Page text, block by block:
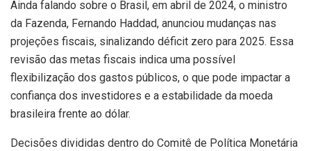
Ainda falando sobre o Brasil, em abril de 2024, o ministro
da Fazenda, Fernando Haddad, anunciou mudanças nas
projeções fiscais, sinalizando déficit zero para 2025. Essa
revisão das metas fiscais indica uma possível
flexibilização dos gastos públicos, o que pode impactar a
confiança dos investidores e a estabilidade da moeda
brasileira frente ao dólar.
Decisões divididas dentro do Comitê de Política Monetária